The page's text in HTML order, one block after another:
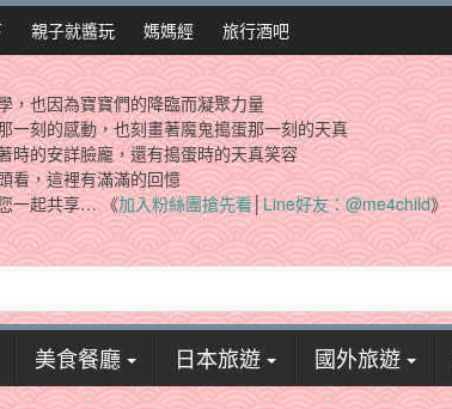
親子就醬玩 媽媽經 旅行酒吧
，也因為寶寶們的降臨而凝聚力量
一刻的感動，也刻畫著魔鬼搗蛋那一刻的天真
時的安詳臉龐，還有搗蛋時的天真笑容
看，這裡有滿滿的回憶
一起共享… 《加入粉絲團搶先看│Line好友：@me4child》
美食餐廳 日本旅遊 國外旅遊